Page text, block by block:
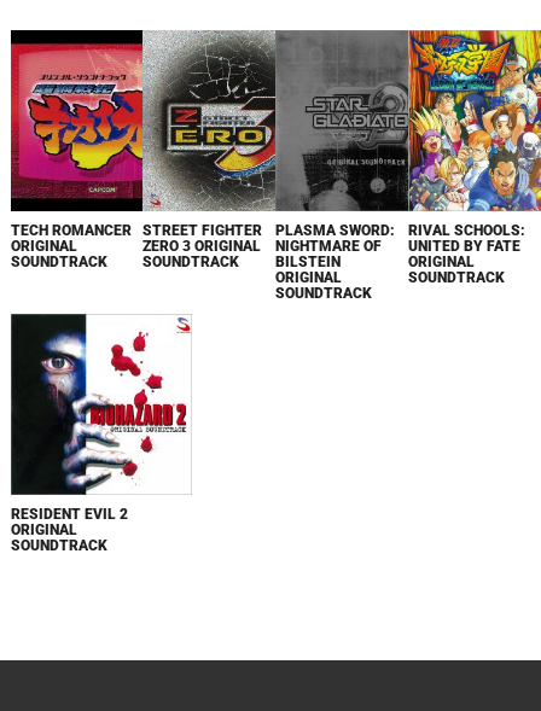
TECH ROMANCER
ORIGINAL
SOUNDTRACK
STREET FIGHTER
ZERO 3 ORIGINAL
SOUNDTRACK
PLASMA SWORD:
NIGHTMARE OF
BILSTEIN
ORIGINAL
SOUNDTRACK
RIVAL SCHOOLS:
UNITED BY FATE
ORIGINAL
SOUNDTRACK
RESIDENT EVIL 2
ORIGINAL
SOUNDTRACK